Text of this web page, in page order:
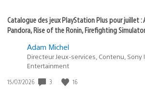
Catalogue des jeux PlayStation Plus pour juillet :
Pandora, Rise of the Ronin, Firefighting
Adam Michel
Directeur Jeux-services, Contenu, Sony
Entertainment
Date
15/07/2026 3 16